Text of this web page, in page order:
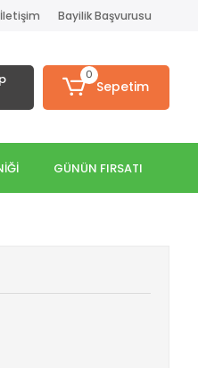
İletişim Bayilik Başvurusu
0
Sepetim
GÜNÜN FIRSATI